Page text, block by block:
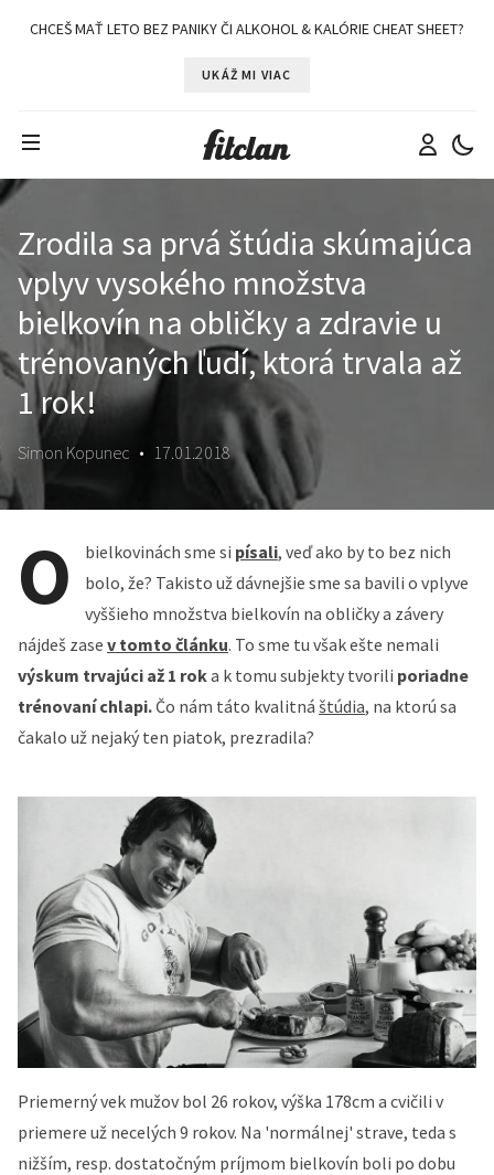
CHCEŠ MAŤ LETO BEZ PANIKY ČI ALKOHOL & KALÓRIE CHEAT SHEET?
UKÁŽ MI VIAC
Zrodila sa prvá štúdia skúmajúca
vplyv vysokého množstva
bielkovín na obličky a zdravie u
trénovaných ľudí, ktorá trvala až
1 rok!
Simon Kopunec • 17.01.2018
O bielkovinách sme si písali, veď ako by to bez nich
bolo, že? Takisto už dávnejšie sme sa bavili o vplyve
vyššieho množstva bielkovín na obličky a závery
nájdeš zase v tomto článku. To sme tu však ešte nemali
výskum trvajúci až 1 roka k tomu subjekty tvorili poriadne
trénovaní chlapi.Čo nám táto kvalitná štúdia, na ktorú sa
čakalo už nejaký ten piatok, prezradila?
Priemerný vek mužov bol 26 rokov, výška 178cm a cvičili v
priemere už necelých 9 rokov. Na 'normálnej' strave, teda s
nižším, resp. dostatočným príjmom bielkovín boli po dobu